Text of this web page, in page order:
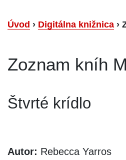
Úvod › Digitálna knižnica ›
Zoznam kníh
Štvrté krídlo
Autor: Rebecca Yarros